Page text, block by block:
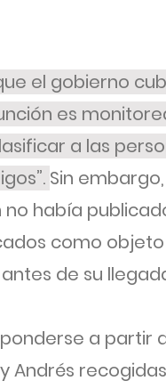
el gobierno
es
a las
Sin
había
como
de su
a partir
Andrés